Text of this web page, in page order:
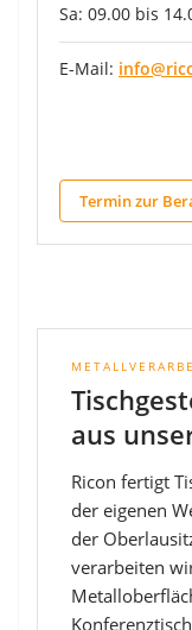
Sa: 09.00 bis
E-Mail:
Termin zur
aus
Ricon fertigt
der eigenen
der
verarbeiten